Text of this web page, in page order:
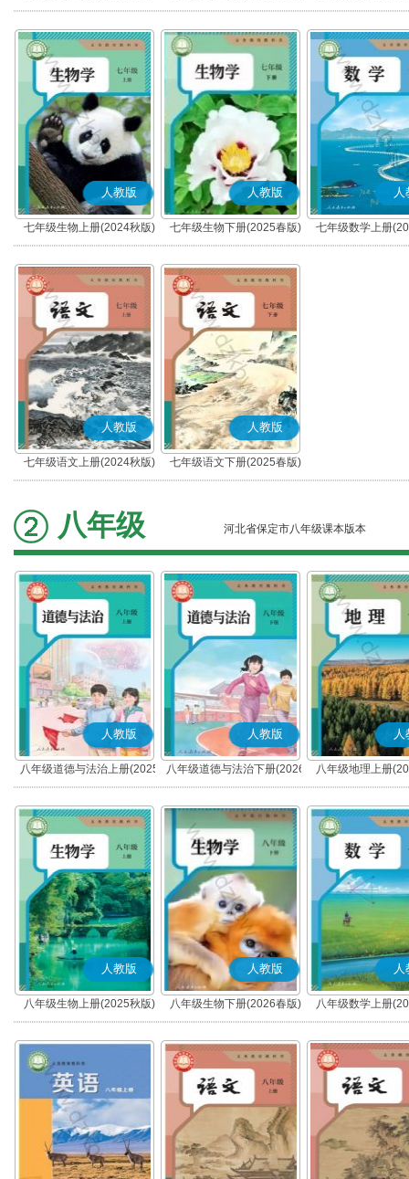
秋版)(部编版)
春版)(部编版)
人教版
七年级生物上册(2024秋版)
人教版
七年级生物下册(2025春版)
人
七年级数学上册
人教版
七年级语文上册(2024秋版)
(部编版)
人教版
七年级语文下册(2025春版)
(部编版)
八年级 河北省保定市八年级课本版本
人教版
八年级道德与法治上册(2025
秋版)(部编版)
人教版
八年级道德与法治下册(2026
春版)(部编版)
人
八年级地理上册
人教版
八年级生物上册(2025秋版)
人教版
八年级生物下册(2026春版)
人
八年级数学上册